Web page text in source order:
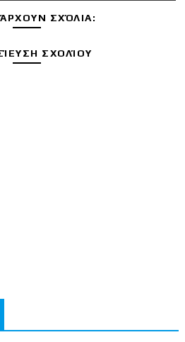
ΣΧΌΛΙΑ:
ΣΧΟΛΊΟΥ